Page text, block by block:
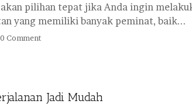
pilihan tepat jika Anda ingin
yang memiliki banyak peminat, baik...
0 Comment
Jadi Mudah